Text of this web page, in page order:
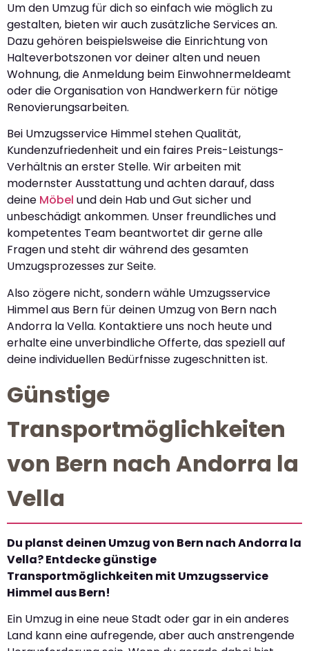
Um den Umzug für dich so einfach wie möglich zu
gestalten, bieten wir auch zusätzliche Services an.
Dazu gehören beispielsweise die Einrichtung von
Halteverbotszonen vor deiner alten und neuen
Wohnung, die Anmeldung beim Einwohnermeldeamt
oder die Organisation von Handwerkern für nötige
Renovierungsarbeiten.
Bei Umzugsservice Himmel stehen Qualität,
Kundenzufriedenheit und ein faires Preis-Leistungs-
Verhältnis an erster Stelle. Wir arbeiten mit
modernster Ausstattung und achten darauf, dass
deine Möbel und dein Hab und Gut sicher und
unbeschädigt ankommen. Unser freundliches und
kompetentes Team beantwortet dir gerne alle
Fragen und steht dir während des gesamten
Umzugsprozesses zur Seite.
Also zögere nicht, sondern wähle Umzugsservice
Himmel aus Bern für deinen Umzug von Bern nach
Andorra la Vella. Kontaktiere uns noch heute und
erhalte eine unverbindliche Offerte, das speziell auf
deine individuellen Bedürfnisse zugeschnitten ist.
Günstige
Transportmöglichkeiten
von Bern nach Andorra la
Vella
Du planst deinen Umzug von Bern nach Andorra la
Vella? Entdecke günstige
Transportmöglichkeiten mit Umzugsservice
Himmel aus Bern!
Ein Umzug in eine neue Stadt oder gar in ein anderes
Land kann eine aufregende, aber auch anstrengende